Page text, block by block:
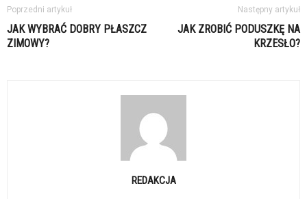
Poprzedni artykuł
JAK WYBRAĆ DOBRY PŁASZCZ
ZIMOWY?
Następny artykuł
JAK ZROBIĆ PODUSZKĘ NA
KRZESŁO?
REDAKCJA